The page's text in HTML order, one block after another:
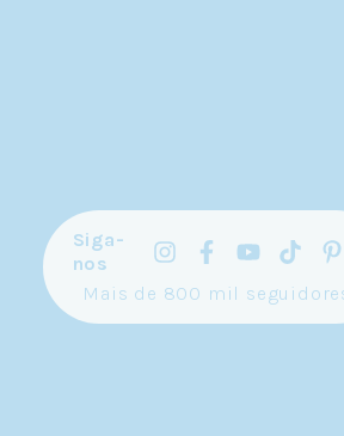
Siga-
nos
Mais de 800 mil